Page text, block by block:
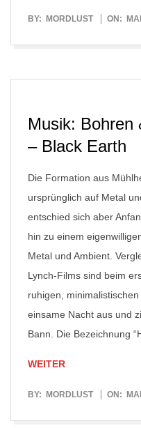
2017-
BY: MORDLUST ON:
Musik: Bohren
– Black Earth
Die Formation aus
ursprünglich auf Metal
entschied sich aber
hin zu einem
Metal und Ambient.
Lynch-Films sind beim
ruhigen,
einsame Nacht aus und
Bann. Die Bezeichnung
WEITER
2017-
BY: MORDLUST ON: